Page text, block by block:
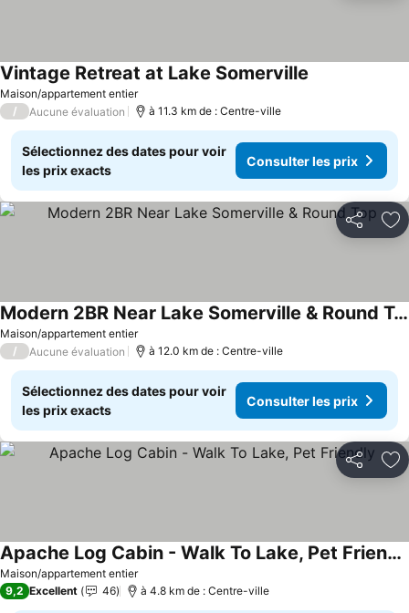
Maison/appartement entier
Vintage Retreat at Lake Somerville
/ Aucune évaluation à 11.3 km de : Centre-ville
Sélectionnez des dates pour voir
les prix exacts
Consulter les prix
Partager
Maison/appartement entier
Modern 2BR Near Lake Somerville & Round Top
Consulter les prix
/ Aucune évaluation à 12.0 km de : Centre-ville
Sélectionnez des dates pour voir
les prix exacts
Consulter les prix
Partager
Maison/appartement entier
Apache Log Cabin - Walk To Lake, Pet Friendly
Consulter les prix
9,2 Excellent 46 à 4.8 km de : Centre-ville